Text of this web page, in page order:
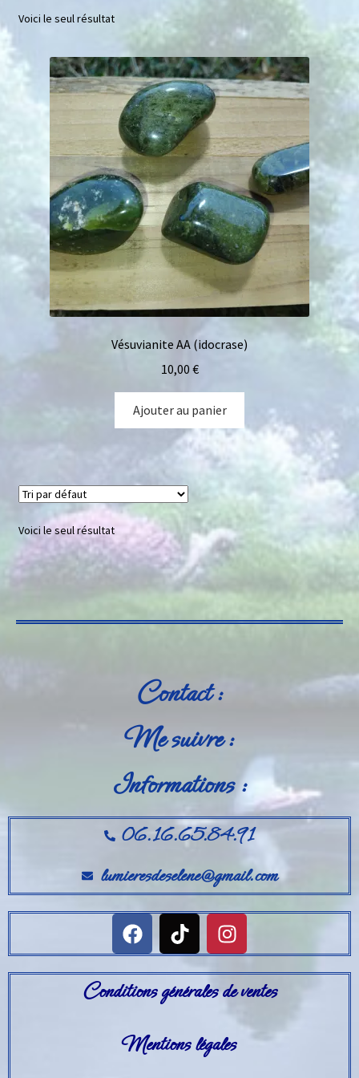
Mini géodes
Bougies lithothérapie
Packs
Carte Cadeau
Qui suis-je ?
Avis clients
Mon compte
Panier
Voici le seul résultat
Vésuvianite AA (idocrase)
10,00 €
Ajouter au panier
Voici le seul résultat
Contact :
Me suivre :
Informations :
06.16.65.84.91
lumieresdeselene@gmail.com
Conditions générales de ventes
Mentions légales